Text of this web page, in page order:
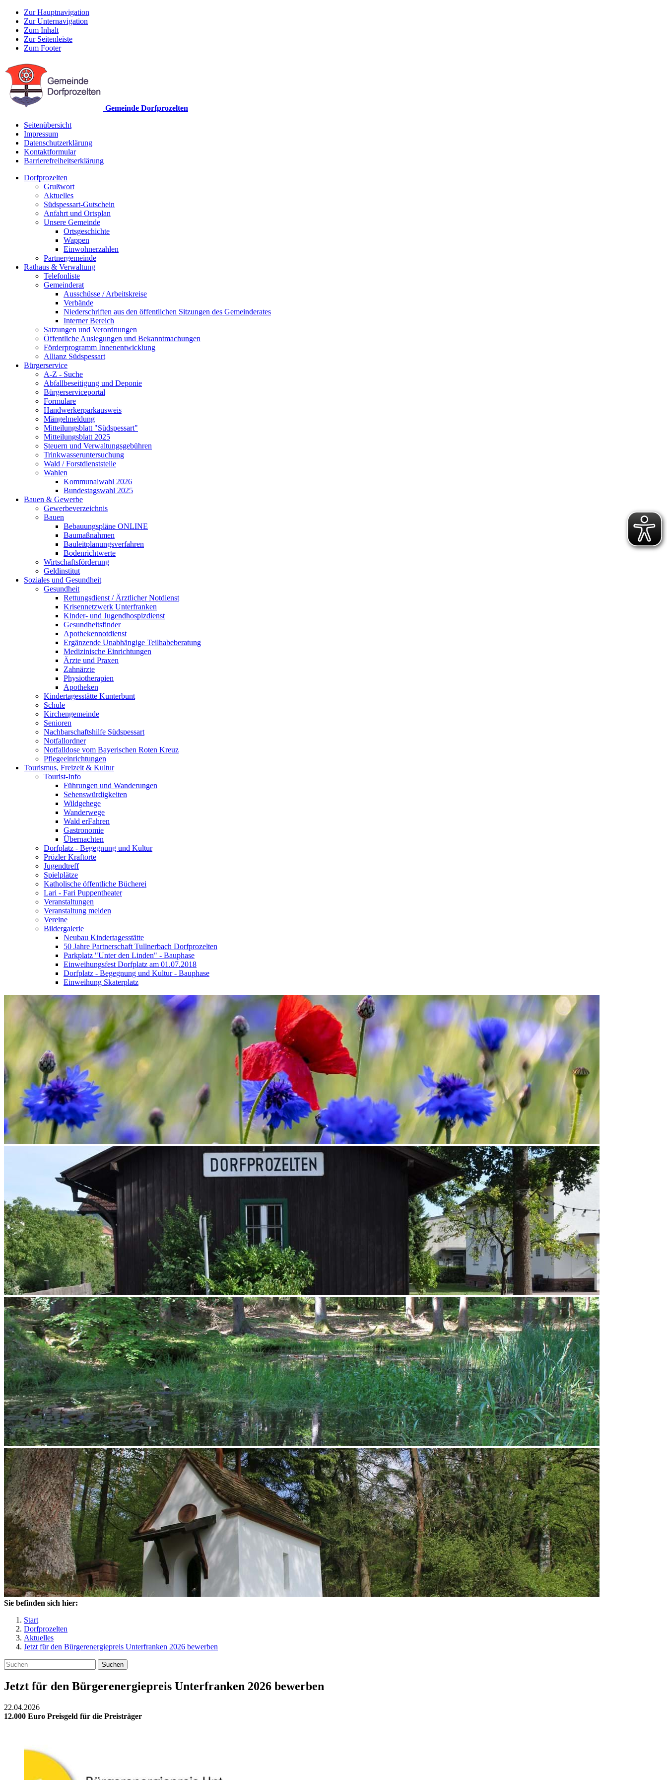
Zur Hauptnavigation
Zur Unternavigation
Zum Inhalt
Zur Seitenleiste
Zum Footer
Gemeinde Dorfprozelten
Seitenübersicht
Impressum
Datenschutzerklärung
Kontaktformular
Barrierefreiheitserklärung
Dorfprozelten
Grußwort
Aktuelles
Südspessart-Gutschein
Anfahrt und Ortsplan
Unsere Gemeinde
Ortsgeschichte
Wappen
Einwohnerzahlen
Partnergemeinde
Rathaus & Verwaltung
Telefonliste
Gemeinderat
Ausschüsse / Arbeitskreise
Verbände
Niederschriften aus den öffentlichen Sitzungen des Gemeinderates
Interner Bereich
Satzungen und Verordnungen
Öffentliche Auslegungen und Bekanntmachungen
Förderprogramm Innenentwicklung
Allianz Südspessart
Bürgerservice
A-Z - Suche
Abfallbeseitigung und Deponie
Bürgerserviceportal
Formulare
Handwerkerparkausweis
Mängelmeldung
Mitteilungsblatt "Südspessart"
Mitteilungsblatt 2025
Steuern und Verwaltungsgebühren
Trinkwasseruntersuchung
Wald / Forstdienststelle
Wahlen
Kommunalwahl 2026
Bundestagswahl 2025
Bauen & Gewerbe
Gewerbeverzeichnis
Bauen
Bebauungspläne ONLINE
Baumaßnahmen
Bauleitplanungsverfahren
Bodenrichtwerte
Wirtschaftsförderung
Geldinstitut
Soziales und Gesundheit
Gesundheit
Rettungsdienst / Ärztlicher Notdienst
Krisennetzwerk Unterfranken
Kinder- und Jugendhospizdienst
Gesundheitsfinder
Apothekennotdienst
Ergänzende Unabhängige Teilhabeberatung
Medizinische Einrichtungen
Ärzte und Praxen
Zahnärzte
Physiotherapien
Apotheken
Kindertagesstätte Kunterbunt
Schule
Kirchengemeinde
Senioren
Nachbarschaftshilfe Südspessart
Notfallordner
Notfalldose vom Bayerischen Roten Kreuz
Pflegeeinrichtungen
Tourismus, Freizeit & Kultur
Tourist-Info
Führungen und Wanderungen
Sehenswürdigkeiten
Wildgehege
Wanderwege
Wald erFahren
Gastronomie
Übernachten
Dorfplatz - Begegnung und Kultur
Prözler Kraftorte
Jugendtreff
Spielplätze
Katholische öffentliche Bücherei
Lari - Fari Puppentheater
Veranstaltungen
Veranstaltung melden
Vereine
Bildergalerie
Neubau Kindertagesstätte
50 Jahre Partnerschaft Tullnerbach Dorfprozelten
Parkplatz "Unter den Linden" - Bauphase
Einweihungsfest Dorfplatz am 01.07.2018
Dorfplatz - Begegnung und Kultur - Bauphase
Einweihung Skaterplatz
Sie befinden sich hier:
Start
Dorfprozelten
Aktuelles
Jetzt für den Bürgerenergiepreis Unterfranken 2026 bewerben
Suchen
Jetzt für den Bürgerenergiepreis Unterfranken 2026 bewerben
22.04.2026
12.000 Euro Preisgeld für die Preisträger